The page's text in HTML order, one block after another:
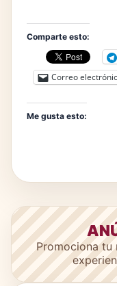
Comparte esto:
Correo
Me gusta esto:
Promociona tu